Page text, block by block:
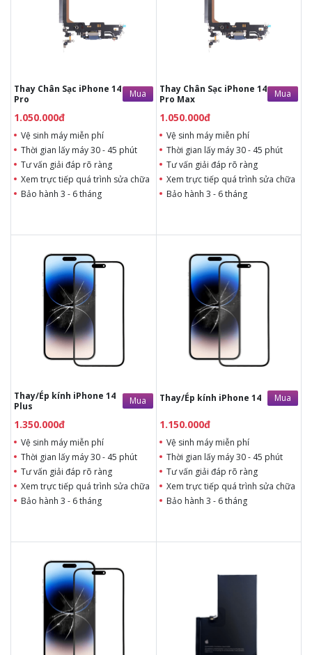
Thay Chân Sạc iPhone 14
Pro
Mua
1.050.000đ
Vệ sinh máy miễn phí
Thời gian lấy máy 30 - 45 phút
Tư vấn giải đáp rõ ràng
Xem trực tiếp quá trình sửa chữa
Bảo hành 3 - 6 tháng
lưng thay
Bảo hành 3 - 6 tháng
Thay Chân Sạc iPhone 14
Pro Max
Mua
1.050.000đ
Vệ sinh máy miễn phí
Thời gian lấy máy 30 - 45 phút
Tư vấn giải đáp rõ ràng
Xem trực tiếp quá trình sửa chữa
Bảo hành 3 - 6 tháng
thay pin
Tùy ý lựa chọn chân cáp
sạc thay
Thay/Ép kính iPhone 14
Plus
Mua
1.350.000đ
Vệ sinh máy miễn phí
Thời gian lấy máy 30 - 45 phút
Tư vấn giải đáp rõ ràng
Xem trực tiếp quá trình sửa chữa
Bảo hành 3 - 6 tháng
1.350.000đ Liên hệ
Thời gian lấy máy 30 - 45
phút
Tư vấn giải đáp rõ ràng
Xem trực tiếp quá trình
thay/ép mặt kính
Tùy ý lựa chọn mặt
kính thay
Bảo hành 3 - 6 tháng
Thay/Ép kính iPhone 14 Mua
1.150.000đ
Vệ sinh máy miễn phí
Thời gian lấy máy 30 - 45 phút
Tư vấn giải đáp rõ ràng
Xem trực tiếp quá trình sửa chữa
Bảo hành 3 - 6 tháng
1.150.000đ Liên hệ
Thời gian lấy máy 30 - 45
phút
Tư vấn giải đáp rõ ràng
Xem trực tiếp quá trình
thay/ép mặt kính
Tùy ý lựa chọn mặt
kính thay
Bảo hành 3 - 6 tháng
1.350.000đ Liên hệ
Thời gian lấy máy 30 - 45
phút
Tư vấn giải đáp rõ ràng
Xem trực tiếp quá trình
thay/ép mặt kính
Tùy ý lựa chọn mặt
kính thay
thay pin
Bảo hành 3 - 6 tháng